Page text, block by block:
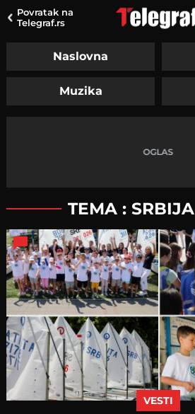
Povratak na
Telegraf.rs
Naslovna
Muzika
TEMA :
VESTI